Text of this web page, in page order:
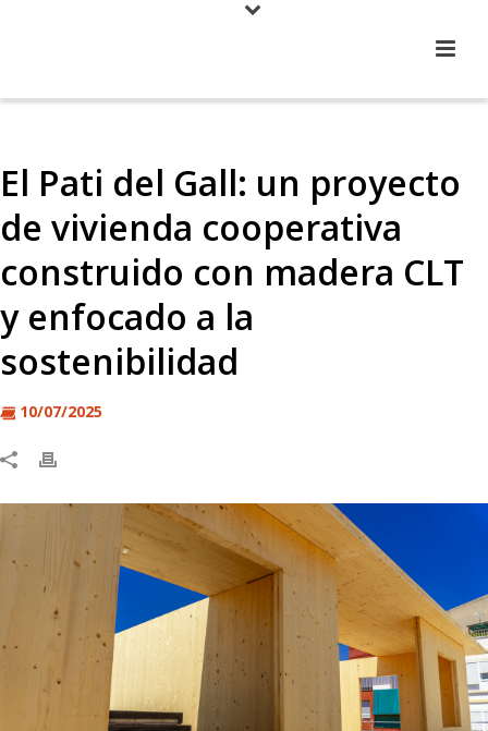
El Pati del Gall: un proyecto
de vivienda cooperativa
construido con madera CLT
y enfocado a la
sostenibilidad
10/07/2025